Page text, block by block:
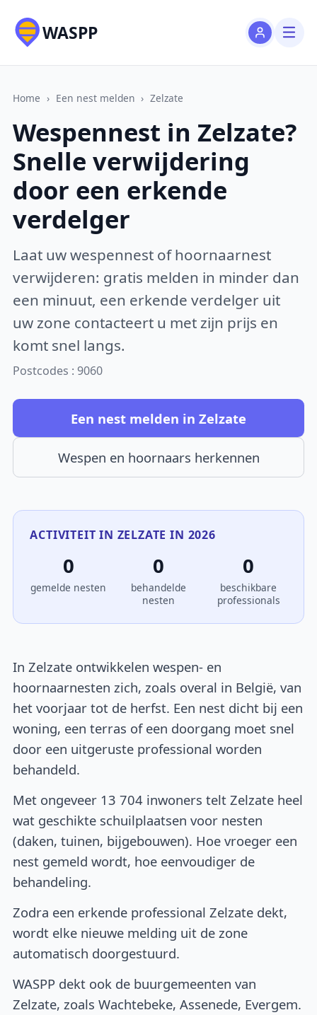
WASPP
Home › Een nest melden › Zelzate
Wespennest in Zelzate?
Snelle verwijdering
door een erkende
verdelger
Laat uw wespennest of hoornaarnest
verwijderen: gratis melden in minder dan
een minuut, een erkende verdelger uit
uw zone contacteert u met zijn prijs en
komt snel langs.
Postcodes : 9060
Een nest melden in Zelzate
Wespen en hoornaars herkennen
ACTIVITEIT IN ZELZATE IN 2026
0
gemelde nesten
0
behandelde
nesten
0
beschikbare
professionals
In Zelzate ontwikkelen wespen- en
hoornaarnesten zich, zoals overal in België, van
het voorjaar tot de herfst. Een nest dicht bij een
woning, een terras of een doorgang moet snel
door een uitgeruste professional worden
behandeld.
Met ongeveer 13 704 inwoners telt Zelzate heel
wat geschikte schuilplaatsen voor nesten
(daken, tuinen, bijgebouwen). Hoe vroeger een
nest gemeld wordt, hoe eenvoudiger de
behandeling.
Zodra een erkende professional Zelzate dekt,
wordt elke nieuwe melding uit de zone
automatisch doorgestuurd.
WASPP dekt ook de buurgemeenten van
Zelzate, zoals Wachtebeke, Assenede, Evergem.